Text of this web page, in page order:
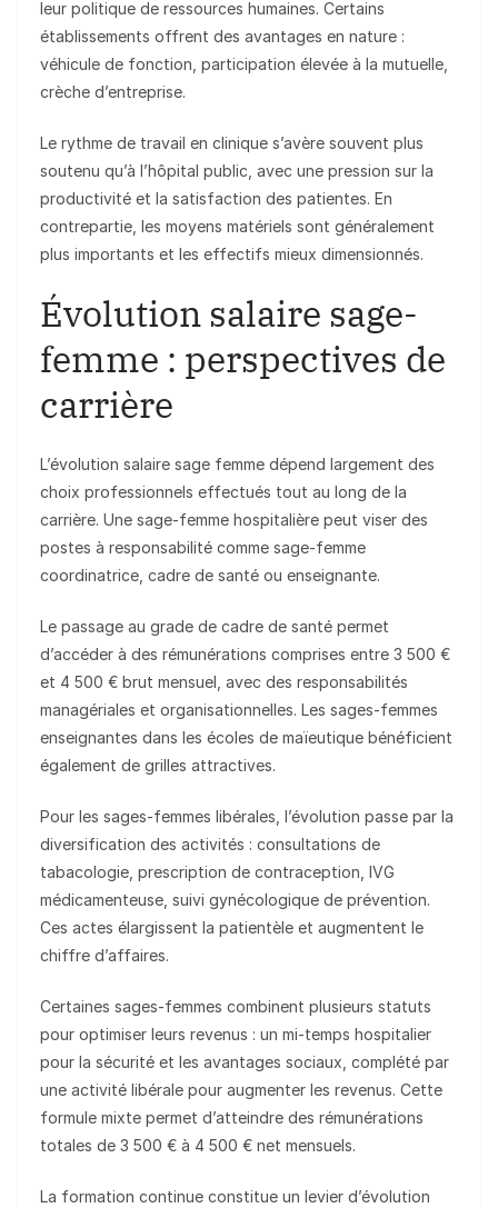
leur politique de ressources humaines. Certains
établissements offrent des avantages en nature :
véhicule de fonction, participation élevée à la mutuelle,
crèche d’entreprise.
Le rythme de travail en clinique s’avère souvent plus
soutenu qu’à l’hôpital public, avec une pression sur la
productivité et la satisfaction des patientes. En
contrepartie, les moyens matériels sont généralement
plus importants et les effectifs mieux dimensionnés.
Évolution salaire sage-
femme : perspectives de
carrière
L’évolution salaire sage femme dépend largement des
choix professionnels effectués tout au long de la
carrière. Une sage-femme hospitalière peut viser des
postes à responsabilité comme sage-femme
coordinatrice, cadre de santé ou enseignante.
Le passage au grade de cadre de santé permet
d’accéder à des rémunérations comprises entre 3 500 €
et 4 500 € brut mensuel, avec des responsabilités
managériales et organisationnelles. Les sages-femmes
enseignantes dans les écoles de maïeutique bénéficient
également de grilles attractives.
Pour les sages-femmes libérales, l’évolution passe par la
diversification des activités : consultations de
tabacologie, prescription de contraception, IVG
médicamenteuse, suivi gynécologique de prévention.
Ces actes élargissent la patientèle et augmentent le
chiffre d’affaires.
Certaines sages-femmes combinent plusieurs statuts
pour optimiser leurs revenus : un mi-temps hospitalier
pour la sécurité et les avantages sociaux, complété par
une activité libérale pour augmenter les revenus. Cette
formule mixte permet d’atteindre des rémunérations
totales de 3 500 € à 4 500 € net mensuels.
La formation continue constitue un levier d’évolution